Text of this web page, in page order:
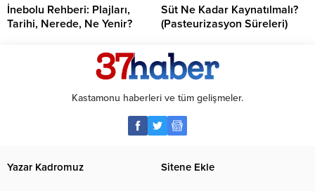
İnebolu Rehberi: Plajları,
Tarihi, Nerede, Ne Yenir?
Süt Ne Kadar Kaynatılmalı?
(Pasteurizasyon Süreleri)
Kastamonu haberleri ve tüm gelişmeler.
Yazar Kadromuz Sitene Ekle